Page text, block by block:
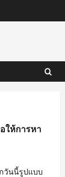
ให้การหา
วันนี้รูปแบบ